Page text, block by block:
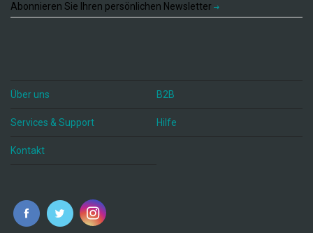
Abonnieren Sie Ihren persönlichen Newsletter
Über uns B2B
Services & Support Hilfe
Kontakt